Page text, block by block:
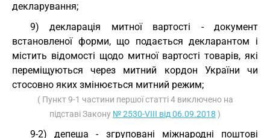
декларування;
9) декларація митної вартості - документ
встановленої форми, що подається декларантом і
містить відомості щодо митної вартості товарів, які
переміщуються через митний кордон України чи
стосовно яких змінюється митний режим;
( Пункт 9-1 частини першої статті 4 виключено на
підставі Закону № 2530-VIII від 06.09.2018 )
9-2) депеша - згруповані міжнародні поштові